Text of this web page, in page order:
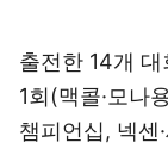
출전한 14개
1회(맥콜·모나
챔피언십, 넥센